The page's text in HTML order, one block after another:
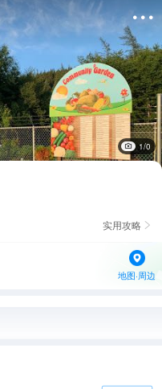

1/0
实用攻略 
地图·周边